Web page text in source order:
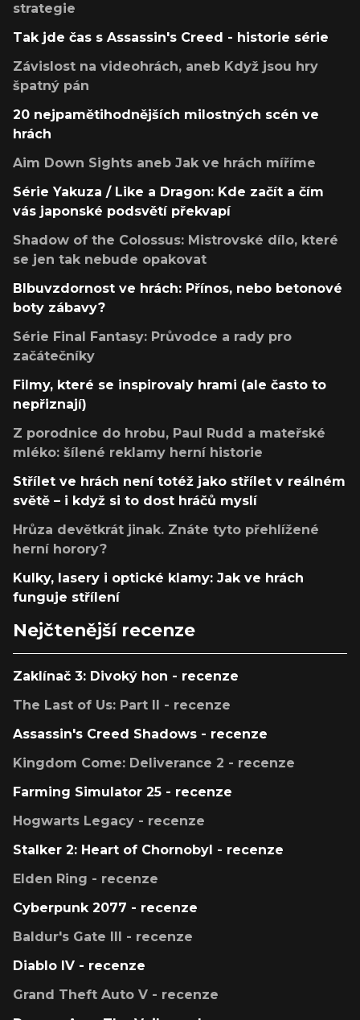
strategie
Tak jde čas s Assassin's Creed - historie série
Závislost na videohrách, aneb Když jsou hry
špatný pán
20 nejpamětihodnějších milostných scén ve
hrách
Aim Down Sights aneb Jak ve hrách míříme
Série Yakuza / Like a Dragon: Kde začít a čím
vás japonské podsvětí překvapí
Shadow of the Colossus: Mistrovské dílo, které
se jen tak nebude opakovat
Blbuvzdornost ve hrách: Přínos, nebo betonové
boty zábavy?
Série Final Fantasy: Průvodce a rady pro
začátečníky
Filmy, které se inspirovaly hrami (ale často to
nepřiznají)
Z porodnice do hrobu, Paul Rudd a mateřské
mléko: šílené reklamy herní historie
Střílet ve hrách není totéž jako střílet v reálném
světě – i když si to dost hráčů myslí
Hrůza devětkrát jinak. Znáte tyto přehlížené
herní horory?
Kulky, lasery i optické klamy: Jak ve hrách
funguje střílení
Nejčtenější recenze
Zaklínač 3: Divoký hon - recenze
The Last of Us: Part II - recenze
Assassin's Creed Shadows - recenze
Kingdom Come: Deliverance 2 - recenze
Farming Simulator 25 - recenze
Hogwarts Legacy - recenze
Stalker 2: Heart of Chornobyl - recenze
Elden Ring - recenze
Cyberpunk 2077 - recenze
Baldur's Gate III - recenze
Diablo IV - recenze
Grand Theft Auto V - recenze